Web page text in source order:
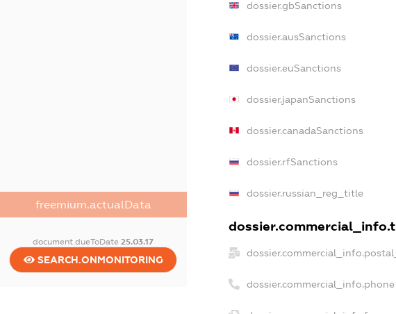
freemium.actualData
document.dueToDate25.03.17
SEARCH.ONMONITORING
dossier.gbSanctions
dossier.ausSanctions
dossier.euSanctions
dossier.japanSanctions
dossier.canadaSanctions
dossier.rfSanctions
dossier.russian_reg_title
dossier.commercial_info.phone